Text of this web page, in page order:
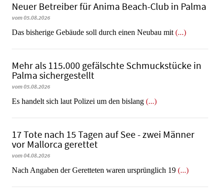
Neuer Betreiber für Anima Beach-Club in Palma
vom 05.08.2026
Das bisherige Gebäude soll durch einen Neubau mit (...)
Mehr als 115.000 gefälschte Schmuckstücke in
Palma sichergestellt
vom 05.08.2026
Es handelt sich laut Polizei um den bislang (...)
17 Tote nach 15 Tagen auf See - zwei Männer
vor Mallorca gerettet
vom 04.08.2026
Nach Angaben der Geretteten waren ursprünglich 19 (...)